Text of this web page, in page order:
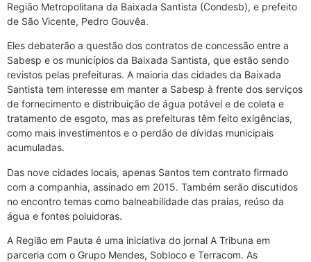
Região Metropolitana da Baixada Santista (Condesb), e prefeito
de São Vicente, Pedro Gouvêa.
Eles debaterão a questão dos contratos de concessão entre a
Sabesp e os municípios da Baixada Santista, que estão sendo
revistos pelas prefeituras. A maioria das cidades da Baixada
Santista tem interesse em manter a Sabesp à frente dos serviços
de fornecimento e distribuição de água potável e de coleta e
tratamento de esgoto, mas as prefeituras têm feito exigências,
como mais investimentos e o perdão de dívidas municipais
acumuladas.
Das nove cidades locais, apenas Santos tem contrato firmado
com a companhia, assinado em 2015. Também serão discutidos
no encontro temas como balneabilidade das praias, reúso da
água e fontes poluidoras.
A Região em Pauta é uma iniciativa do jornal A Tribuna em
parceria com o Grupo Mendes, Sobloco e Terracom. As